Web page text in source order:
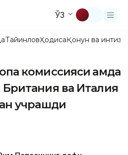
ЎЗ
ТайинловҲодисаҚонун ва
комиссияси ҳамда
ва Италия
учрашди